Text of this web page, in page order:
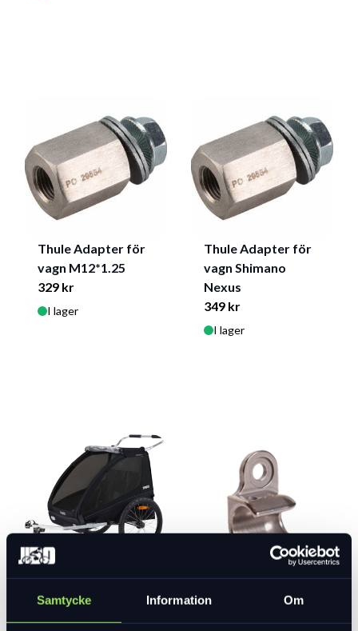
Samtycke Information Om
Thule Adapter för
vagn M12*1.25
329 kr
I lager
Thule Adapter för
vagn Shimano
Nexus
349 kr
I lager
Thule Coaster XT
4 499 kr
vagnskoppling
299 kr